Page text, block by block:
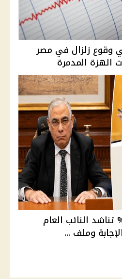
وقوع زلزال في مصر
الهزة المدمرة
ريم طالبة الـ4% تناشد النائب العام
وملف ...